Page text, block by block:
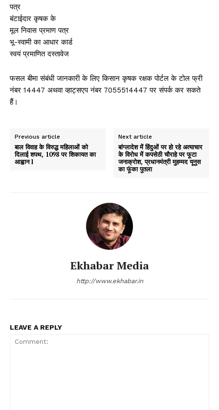
पत्र
बंटाईदार कृषक के
मूल निवास प्रमाण पत्र
भू-स्वामी का आधार कार्ड
स्वयं प्रमाणित दस्तावेज
फसल बीमा संबंधी जानकारी के लिए किसान कृषक रक्षक पोर्टल के टोल फ्री
नंबर 14447 अथवा व्हाट्सएप नंबर 7055514447 पर संपर्क कर सकते
हैं।
Previous article
बाल विवाह के विरुद्ध महिलाओं को
दिलाई शपथ, 1098 पर शिकायत का
आह्वान l
Next article
बांग्लादेश में हिंदुओं पर हो रहे अत्याचार
के विरोध में कपसेठी चौराहे पर फूटा
जनाक्रोश, प्रधानमंत्री मुहम्मद यूनुस
का फूंका पुतला
Ekhabar Media
http://www.ekhabar.in
LEAVE A REPLY